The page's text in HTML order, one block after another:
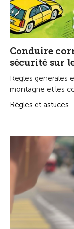
Conduire
sécurité sur
Règles générales
montagne et les
Règles et astuces